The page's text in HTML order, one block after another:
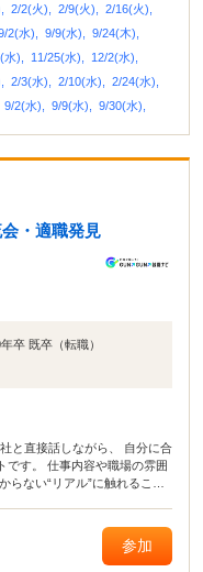
2/2(火), 2/9(火),
2/16(火),
2(水), 9/9(水),
9/24(木),
水), 11/25(水),
12/2(水),
2/3(水), 2/10(水),
2/24(水),
9/2(水), 9/9(水), 9/30(水),
・適職発見
卒 既卒（転職）
場の雰囲
ない“リアル”に触れること
す。
参加